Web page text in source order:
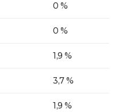
0 %
0 %
1,9 %
3,7 %
1,9 %